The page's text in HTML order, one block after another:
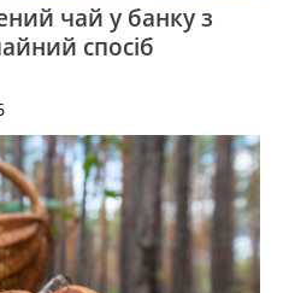
чай у банку з
спосіб